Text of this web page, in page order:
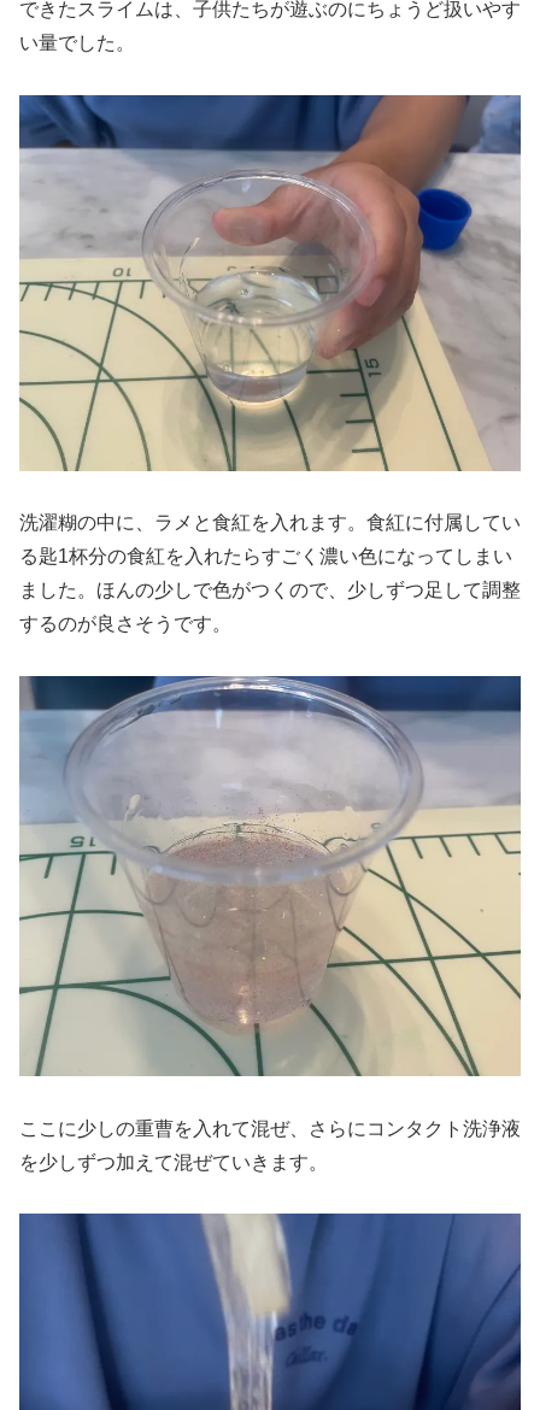
できたスライムは、子供たちが遊ぶのにちょうど扱いやす
い量でした。
洗濯糊の中に、ラメと食紅を入れます。食紅に付属してい
る匙1杯分の食紅を入れたらすごく濃い色になってしまい
ました。ほんの少しで色がつくので、少しずつ足して調整
するのが良さそうです。
ここに少しの重曹を入れて混ぜ、さらにコンタクト洗浄液
を少しずつ加えて混ぜていきます。